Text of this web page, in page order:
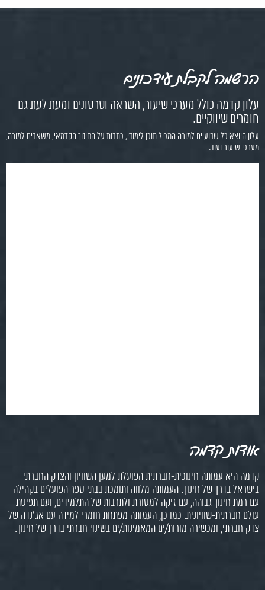
הרשמה לקבלת עידכונים
עלון קדמה כולל מערכי שיעור, השראה וסרטונים ומעת לעת גם
חומרים שיווקיים.
עלון היוצא כל שבועיים למורה המכיל תוכן לימודי, כתבות על החינוך הקדמאי, משאבים למורה,
מערכי שיעור ועוד.
אודות קדמה
קדמה היא עמותה חינוכית-חברתית הפועלת למען השוויון והצדק החברתי
בישראל בדרך של חינוך. העמותה מלווה ותומכת בבתי ספר הפועלים בקהילה
עם רמת חינוך גבוהה, עם זיקה למסורת ולתרבות של התלמידים, ועם תפיסת
עולם חברתית-שוויונית. כמו כן, העמותה מפתחת חומרי למידה עם אג'נדה של
צדק חברתי, ומכשירה מורות/ים המאמינות/ים בשינוי חברתי בדרך של חינוך.